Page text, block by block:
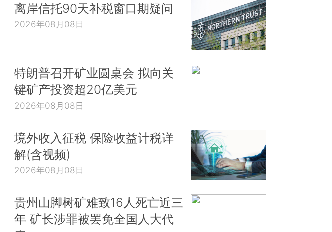
离岸信托90天补税窗口期疑问
2026年08月08日
特朗普召开矿业圆桌会 拟向关
键矿产投资超20亿美元
2026年08月08日
境外收入征税 保险收益计税详
解(含视频)
2026年08月08日
贵州山脚树矿难致16人死亡近三
年 矿长涉罪被罢免全国人大代